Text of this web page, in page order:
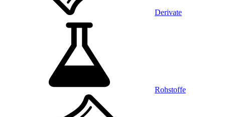
Derivate
Rohstoffe